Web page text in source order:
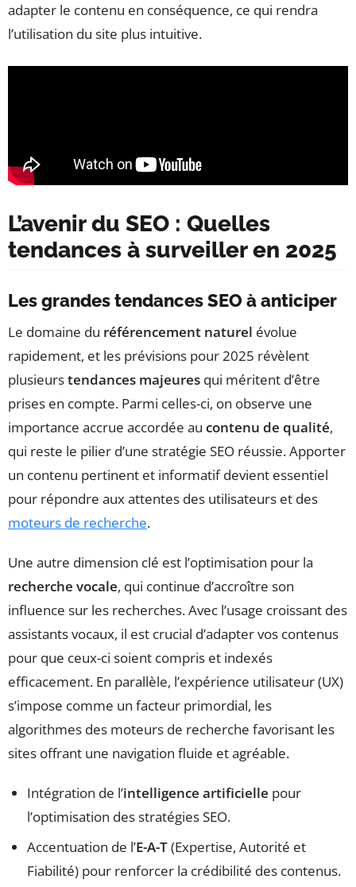
adapter le contenu en conséquence, ce qui rendra
l’utilisation du site plus intuitive.
L’avenir du SEO : Quelles
tendances à surveiller en 2025
Les grandes tendances SEO à anticiper
Le domaine du référencement naturel évolue
rapidement, et les prévisions pour 2025 révèlent
plusieurstendances majeures qui méritent d’être
prises en compte. Parmi celles-ci, on observe une
importance accrue accordée au contenu de qualité,
qui reste le pilier d’une stratégie SEO réussie. Apporter
un contenu pertinent et informatif devient essentiel
pour répondre aux attentes des utilisateurs et des
moteurs de recherche.
Une autre dimension clé est l’optimisation pour la
recherche vocale, qui continue d’accroître son
influence sur les recherches. Avec l’usage croissant des
assistants vocaux, il est crucial d’adapter vos contenus
pour que ceux-ci soient compris et indexés
efficacement. En parallèle, l’expérience utilisateur (UX)
s’impose comme un facteur primordial, les
algorithmes des moteurs de recherche favorisant les
sites offrant une navigation fluide et agréable.
Intégration de l’intelligence artificielle pour
l’optimisation des stratégies SEO.
Accentuation de l’E-A-T(Expertise, Autorité et
Fiabilité) pour renforcer la crédibilité des contenus.